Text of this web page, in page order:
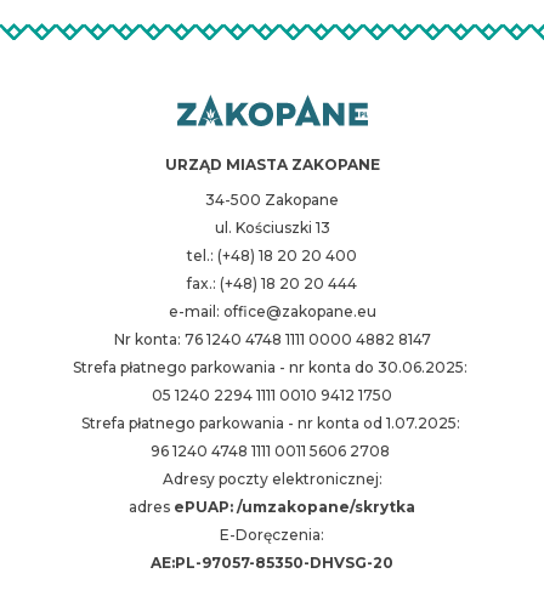
URZĄD MIASTA ZAKOPANE
34-500 Zakopane
ul. Kościuszki 13
tel.: (+48) 18 20 20 400
fax.: (+48) 18 20 20 444
e-mail: office@zakopane.eu
Nr konta: 76 1240 4748 1111 0000 4882 8147
Strefa płatnego parkowania - nr konta do 30.06.2025:
05 1240 2294 1111 0010 9412 1750
Strefa płatnego parkowania - nr konta od 1.07.2025:
96 1240 4748 1111 0011 5606 2708
Adresy poczty elektronicznej:
adres ePUAP: /umzakopane/skrytka
E-Doręczenia:
AE:PL-97057-85350-DHVSG-20